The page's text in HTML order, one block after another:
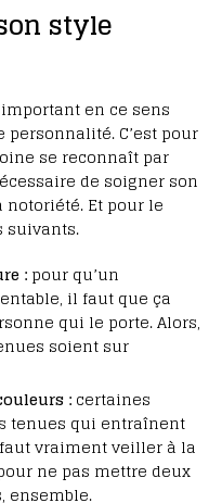
style
en ce sens
C’est pour
se reconnaît par
de soigner son
Et pour le
suivants.
: pour qu’un
il faut que ça
qui le porte. Alors,
soient sur
: certaines
tenues qui entraînent
vraiment veiller à la
ne pas mettre deux
ensemble.